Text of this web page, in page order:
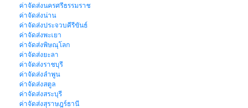
ค่าจัดส่งนครศรีธรรมราช
ค่าจัดส่งน่าน
ค่าจัดส่งประจวบคีรีขันธ์
ค่าจัดส่งพะเยา
ค่าจัดส่งพิษณุโลก
ค่าจัดส่งยะลา
ค่าจัดส่งราชบุรี
ค่าจัดส่งลำพูน
ค่าจัดส่งสตูล
ค่าจัดส่งสระบุรี
ค่าจัดส่งสุราษฎร์ธานี